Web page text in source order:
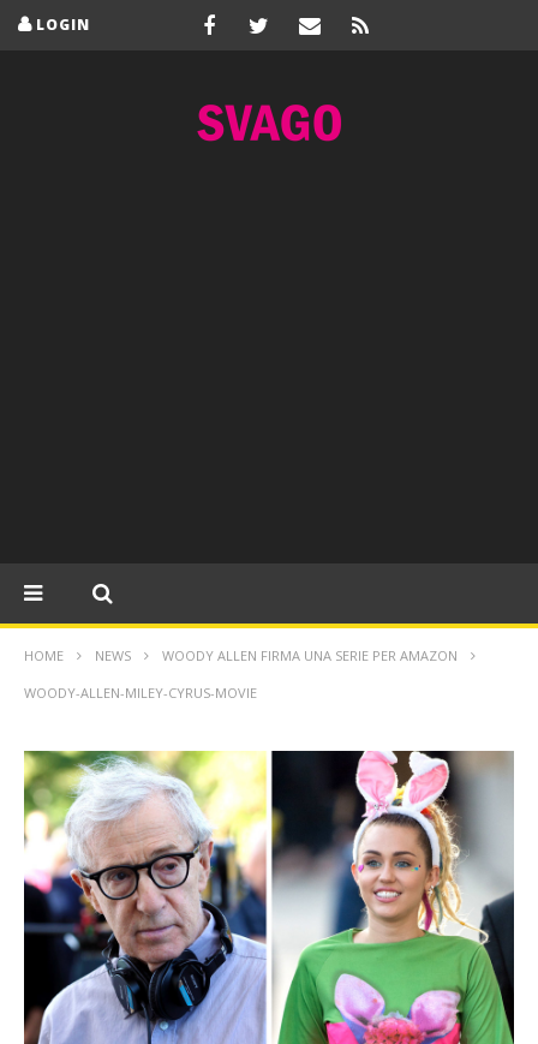
LOGIN
HOME NEWS WOODY ALLEN FIRMA UNA SERIE PER AMAZON
WOODY-ALLEN-MILEY-CYRUS-MOVIE